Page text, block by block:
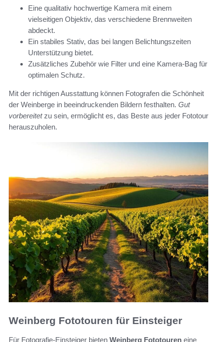
Eine qualitativ hochwertige Kamera mit einem
vielseitigen Objektiv, das verschiedene Brennweiten
abdeckt.
Ein stabiles Stativ, das bei langen Belichtungszeiten
Unterstützung bietet.
Zusätzliches Zubehör wie Filter und eine Kamera-Bag für
optimalen Schutz.
Mit der richtigen Ausstattung können Fotografen die Schönheit
der Weinberge in beeindruckenden Bildern festhalten. Gut
vorbereitetzu sein, ermöglicht es, das Beste aus jeder Fototour
herauszuholen.
Weinberg Fototouren für Einsteiger
Für Fotografie-Einsteiger bieten Weinberg Fototouren eine